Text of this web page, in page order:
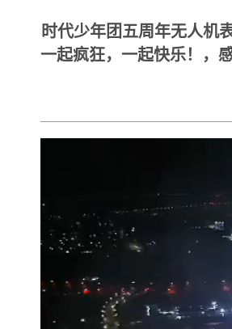
时代少年团五周年无人机
一起疯狂，一起快乐！，